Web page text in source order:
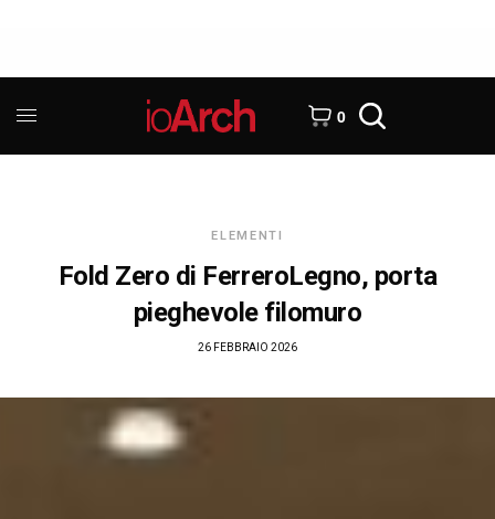
0
ELEMENTI
Fold Zero di FerreroLegno, porta
pieghevole filomuro
26 FEBBRAIO 2026